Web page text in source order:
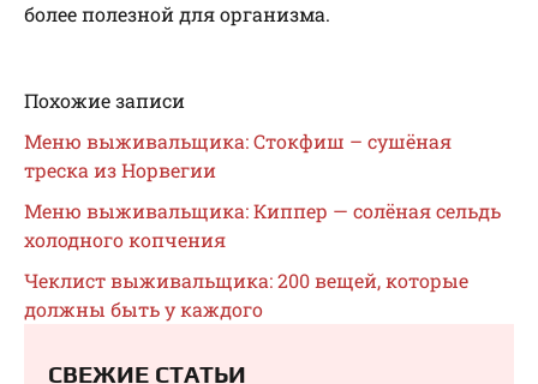
более полезной для организма.
Похожие записи
Меню выживальщика: Стокфиш – сушёная
треска из Норвегии
Меню выживальщика: Киппер — солёная сельдь
холодного копчения
Чеклист выживальщика: 200 вещей, которые
должны быть у каждого
СВЕЖИЕ СТАТЬИ